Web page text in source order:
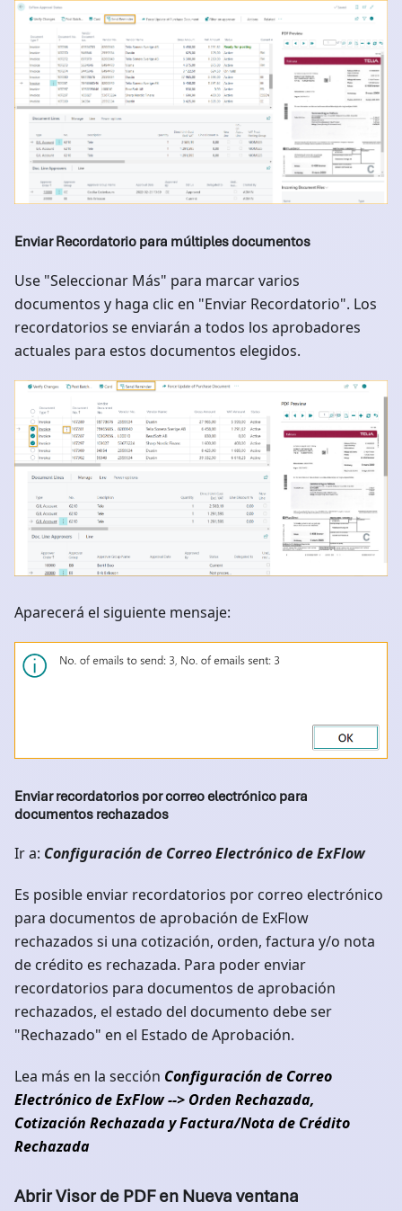
Enviar Recordatorio para múltiples documentos
Use "Seleccionar Más" para marcar varios
documentos y haga clic en "Enviar Recordatorio". Los
recordatorios se enviarán a todos los aprobadores
actuales para estos documentos elegidos.
Aparecerá el siguiente mensaje:
Enviar recordatorios por correo electrónico para
documentos rechazados
Ir a: Configuración de Correo Electrónico de ExFlow
Es posible enviar recordatorios por correo electrónico
para documentos de aprobación de ExFlow
rechazados si una cotización, orden, factura y/o nota
de crédito es rechazada. Para poder enviar
recordatorios para documentos de aprobación
rechazados, el estado del documento debe ser
"Rechazado" en el Estado de Aprobación.
Lea más en la sección Configuración de Correo
Electrónico de ExFlow --> Orden Rechazada,
Cotización Rechazada y Factura/Nota de Crédito
Rechazada
Abrir Visor de PDF en Nueva ventana